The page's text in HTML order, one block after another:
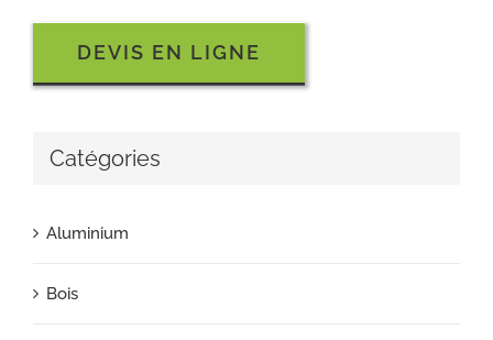
DEVIS EN LIGNE
Catégories
Aluminium
Bois